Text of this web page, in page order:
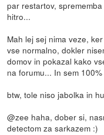
par restartov,
hitro...
Mah lej sej nima veze,
vse normalno, dokler
domov in pokazal kako
na forumu... In sem
btw, tole niso jabolka in
@zee haha, dober si,
detectom za sarkazem :)